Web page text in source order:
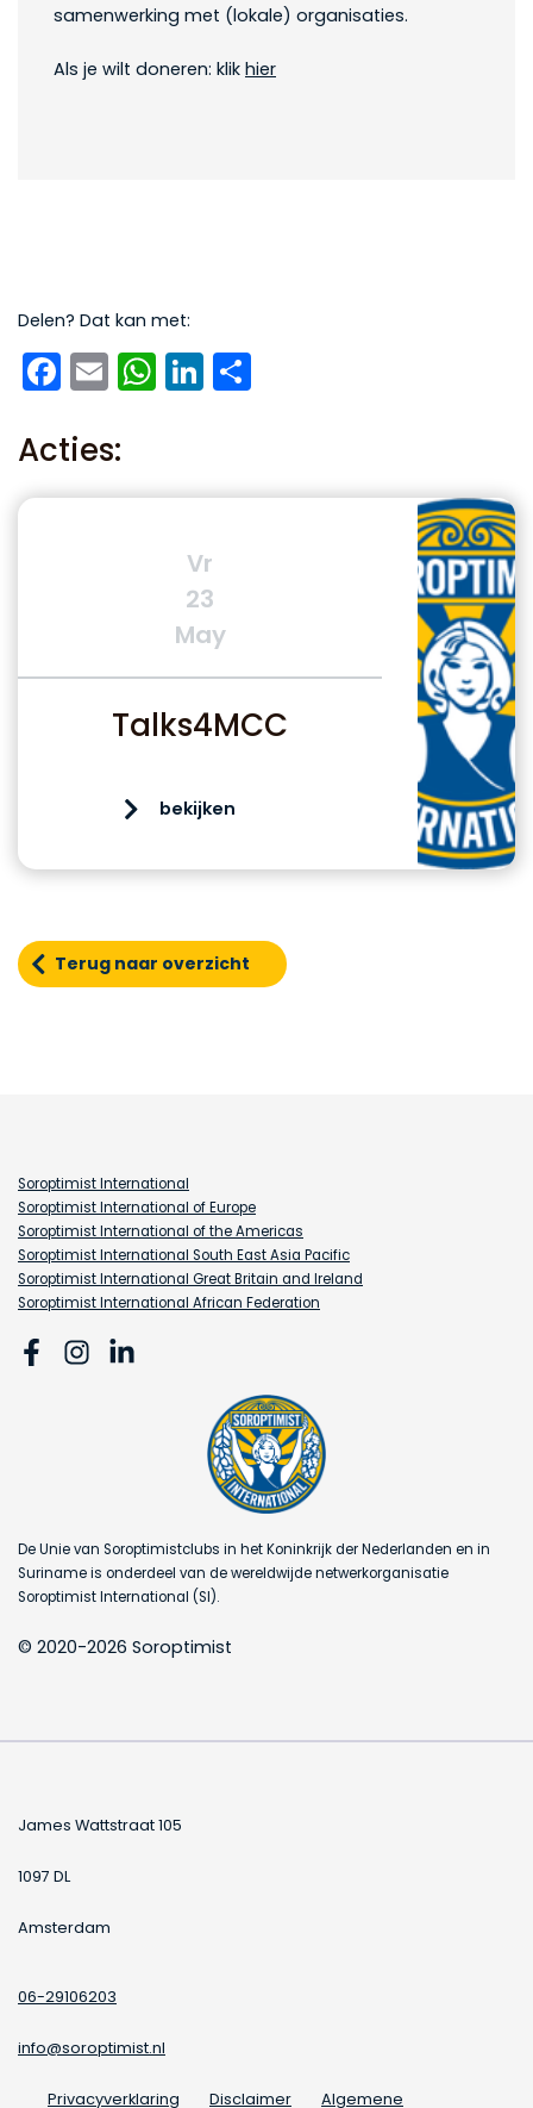
samenwerking met (lokale) organisaties.
Als je wilt doneren: klik hier
Delen? Dat kan met:
Facebook
EmailWhatsApp
LinkedIn
Acties:
Vr
23
May
Talks4MCC
bekijken
Terug naar overzicht
Soroptimist International
Soroptimist International of Europe
Soroptimist International of the Americas
Soroptimist International South East Asia Pacific
Soroptimist International Great Britain and Ireland
Soroptimist International African Federation
De Unie van Soroptimistclubs in het Koninkrijk der Nederlanden en in
Suriname is onderdeel van de wereldwijde netwerkorganisatie
Soroptimist International (SI).
© 2020-2026 Soroptimist
James Wattstraat 105
1097 DL
Amsterdam
06-29106203
info@soroptimist.nl
Privacyverklaring Disclaimer Algemene